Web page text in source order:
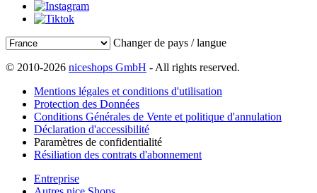
Changer de pays / langue
© 2010-2026 niceshops GmbH - All rights reserved.
Mentions légales et conditions d'utilisation
Protection des Données
Conditions Générales de Vente et politique d'annulation
Déclaration d'accessibilité
Paramètres de confidentialité
Résiliation des contrats d'abonnement
Entreprise